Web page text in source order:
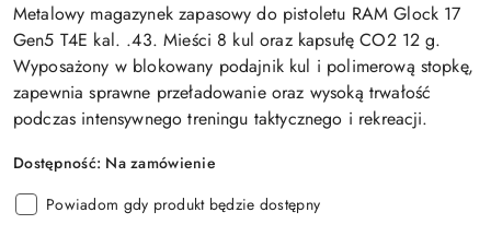
Metalowy magazynek zapasowy do pistoletu RAM Glock 17
Gen5 T4E kal. .43. Mieści 8 kul oraz kapsułę CO2 12 g.
Wyposażony w blokowany podajnik kul i polimerową stopkę,
zapewnia sprawne przeładowanie oraz wysoką trwałość
podczas intensywnego treningu taktycznego i rekreacji.
Dostępność: Na zamówienie
Powiadom gdy produkt będzie dostępny